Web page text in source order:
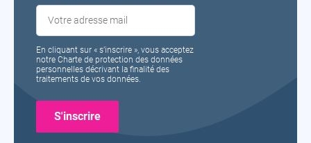
En cliquant sur « s’inscrire », vous acceptez
notre Charte de protection des données
personnelles décrivant la finalité des
traitements de vos données.